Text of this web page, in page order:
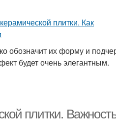
обозначит их форму и
будет очень элегантным.
плитки.